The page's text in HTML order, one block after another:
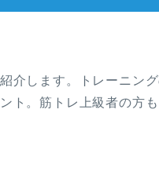
介します。トレーニン
ト。筋トレ上級者の方